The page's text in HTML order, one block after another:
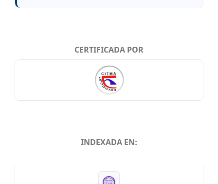
CERTIFICADA POR
INDEXADA EN: